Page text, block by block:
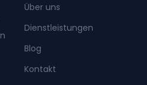
Über uns
Dienstleistungen
Blog
Kontakt